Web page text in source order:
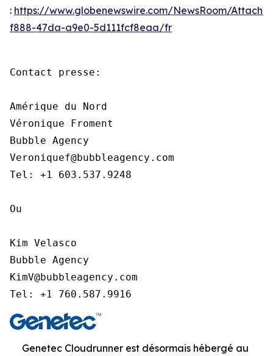
: https://www.globenewswire.com/NewsRoom/
f888-47da-a9e0-5d111fcf8eaa/fr
Contact presse:
Amérique du Nord
Véronique Froment
Bubble Agency
Veroniquef@bubbleagency.com
Tel: +1 603.537.9248
Ou
Kim Velasco
Bubble Agency
KimV@bubbleagency.com
Tel: +1 760.587.9916
Genetec Cloudrunner est désormais hébergé au